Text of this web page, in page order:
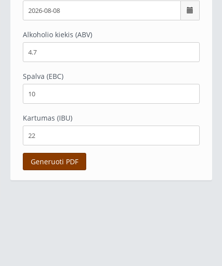
Alkoholio kiekis (ABV)
Spalva (EBC)
Kartumas (IBU)
Generuoti PDF